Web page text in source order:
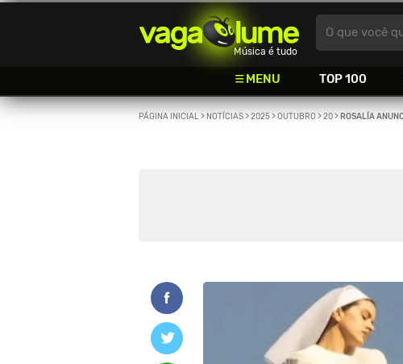
Vagalume
Música é tudo
MENU TOP 100
O que você
PÁGINA INICIAL> NOTÍCIAS>2025>OUTUBRO>20> ROSALÍA